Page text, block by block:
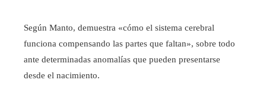
Según Manto, demuestra «cómo el sistema cerebral
funciona compensando las partes que faltan», sobre todo
ante determinadas anomalías que pueden presentarse
desde el nacimiento.